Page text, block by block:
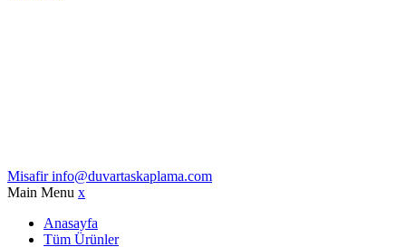
Misafirinfo@duvartaskaplama.com
Main Menu x
Anasayfa
Tüm Ürünler